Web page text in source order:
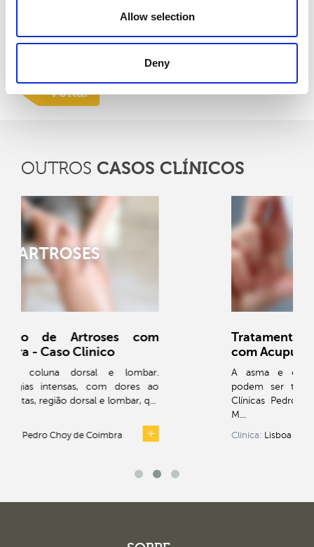
Allow selection
Deny
Voltar
OUTROS CASOS CLÍNICOS
Tratamento de Sintomas de Asma
com Acupuntura - Caso Clinico
A asma e outras doenças inflamatórias
podem ser tratadas com acupuntura. As
Clínicas Pedro Choy são especialistas em
Clínica:Lisboa (Edif. Imaviz - Picoas)